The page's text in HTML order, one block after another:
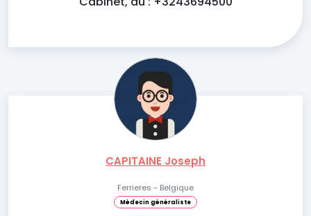
CAPITAINE Joseph
Ferrieres - Belgique
Médecin généraliste